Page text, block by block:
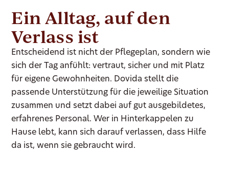
Ein Alltag, auf den
Verlass ist
Entscheidend ist nicht der Pflegeplan, sondern wie
sich der Tag anfühlt: vertraut, sicher und mit Platz
für eigene Gewohnheiten. Dovida stellt die
passende Unterstützung für die jeweilige Situation
zusammen und setzt dabei auf gut ausgebildetes,
erfahrenes Personal. Wer in Hinterkappelen zu
Hause lebt, kann sich darauf verlassen, dass Hilfe
da ist, wenn sie gebraucht wird.